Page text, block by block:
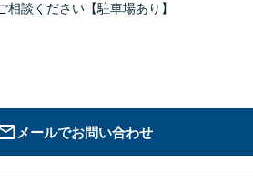
談ください【駐車場あり】
メールでお問い合わせ